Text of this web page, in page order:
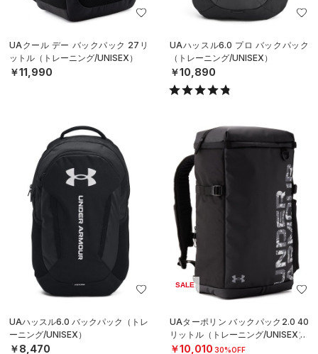
UAクール デー バックパック 27リ
ットル（トレーニング/UNISEX）
￥11,990
UAハッスル6.0 プロ バックパック
（トレーニング/UNISEX）
￥10,890
UAハッスル6.0 バックパック（トレ
ーニング/UNISEX）
￥8,470
SALE
UAターポリン バックパック2.0 40
リットル（トレーニング/UNISEX）
￥10,010 30%OFF